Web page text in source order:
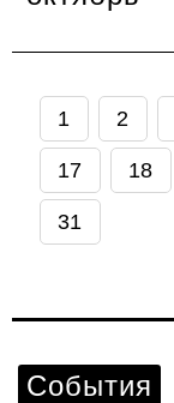
1 2
17 18
31
События